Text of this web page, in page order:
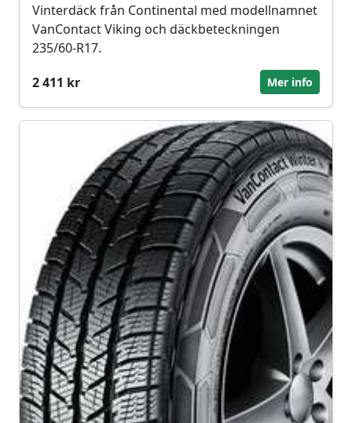
Vinterdäck från Continental med modellnamnet
VanContact Viking och däckbeteckningen
235/60-R17.
2 411 kr
Mer info